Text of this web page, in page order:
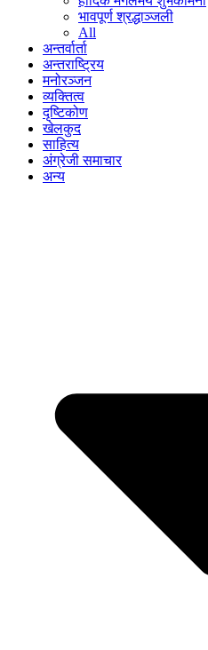
भावपूर्ण श्रद्धाञ्जली
All
अन्तर्वार्ता
अन्तराष्ट्रिय
मनोरञ्जन
व्यक्तित्व
दृष्टिकोण
खेलकुद
साहित्य
अंग्रेजी समाचार
अन्य